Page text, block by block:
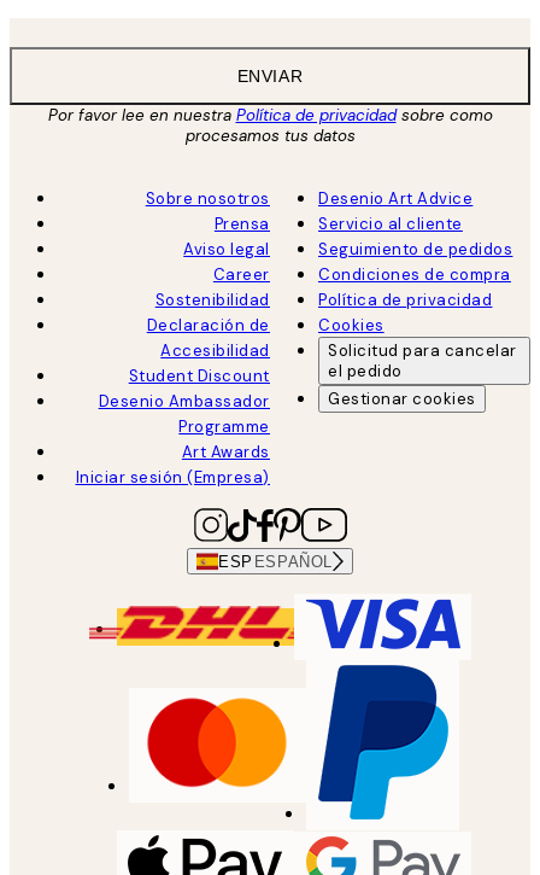
ENVIAR
Por favor lee en nuestra Política de privacidadsobre como
procesamos tus datos
Sobre nosotros
Prensa
Aviso legal
Career
Sostenibilidad
Declaración de
Accesibilidad
Student Discount
Desenio Ambassador
Programme
Art Awards
Iniciar sesión (Empresa)
Desenio Art Advice
Servicio al cliente
Seguimiento de pedidos
Condiciones de compra
Política de privacidad
Cookies
Solicitud para cancelar
el pedido
Gestionar cookies
ESP ESPAÑOL